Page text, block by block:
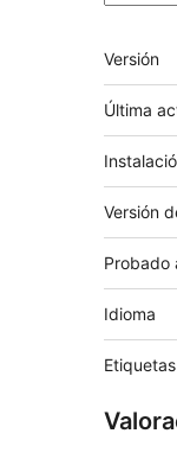
Meta
Versión
Última
Versión
Probado
Idioma
Etiquetas